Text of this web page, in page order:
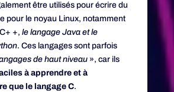
être utilisés pour écrire du
pour le noyau Linux, notamment
+, le langage Java et le
. Ces langages sont parfois
de haut niveau», car ils
à apprendre et à
que le langage C.